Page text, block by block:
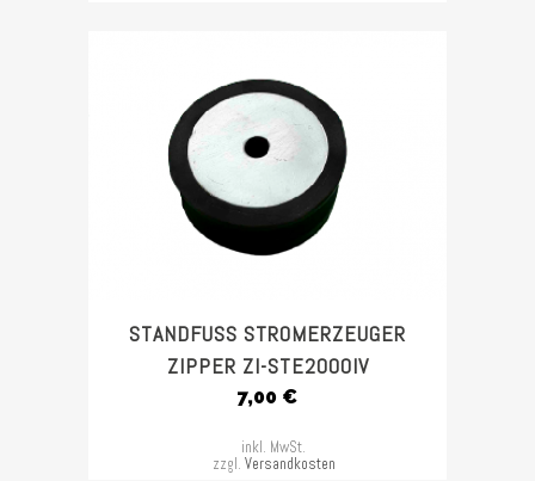
STANDFUSS STROMERZEUGER Z
IPPER ZI-STE2000IV
7,00 €
inkl. MwSt.
zzgl. Versandkosten